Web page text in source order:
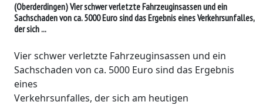
(Oberderdingen)Vier schwer verletzte Fahrzeuginsassen und ein
Sachschaden von ca. 5000 Euro sind das Ergebnis eines Verkehrsunfalles,
der sich ...
Vier schwer verletzte Fahrzeuginsassen und ein
Sachschaden von ca. 5000 Euro sind das Ergebnis
eines
Verkehrsunfalles, der sich am heutigen